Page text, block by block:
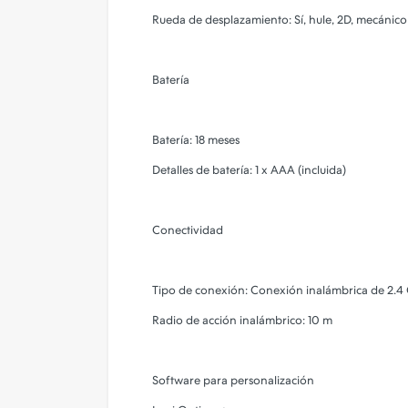
Rueda de desplazamiento: Sí, hule, 2D, mecánico
Batería
Batería: 18 meses
Detalles de batería: 1 x AAA (incluida)
Conectividad
Tipo de conexión: Conexión inalámbrica de 2.4
Radio de acción inalámbrico: 10 m
Software para personalización